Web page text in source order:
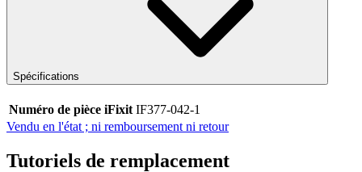
Spécifications
Numéro de pièce iFixit IF377-042-1
Vendu en l'état ; ni remboursement ni retour
Tutoriels de remplacement